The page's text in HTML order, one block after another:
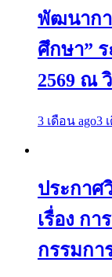
พัฒนากา
ศึกษา”
2569 ณ
3 เดือน ago3
ประกาศ
เรื่อง ก
กรรมกา